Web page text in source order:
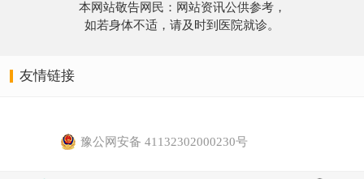
本网站敬告网民：网站资讯公供参考，
如若身体不适，请及时到医院就诊。
友情链接
豫公网安备 41132302000230号